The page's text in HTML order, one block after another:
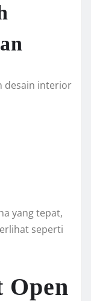
desain interior
yang tepat,
seperti
Open